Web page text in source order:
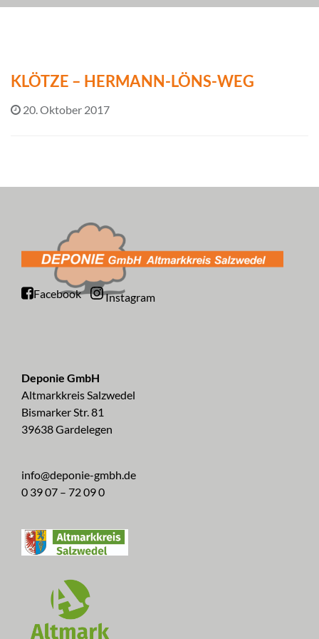
KLÖTZE – HERMANN-LÖNS-WEG
20. Oktober 2017
Facebook Instagram
Deponie GmbH
Altmarkkreis Salzwedel
Bismarker Str. 81
39638 Gardelegen
info@deponie-gmbh.de
0 39 07 – 72 09 0